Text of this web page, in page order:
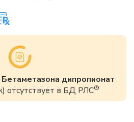
Бетаметазона дипропионат
отсутствует в БД РЛС®